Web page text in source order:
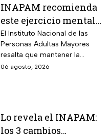
INAPAM recomienda
este ejercicio mental
para adultos mayores
5 veces a la semana
durante 3 meses para
mejorar la atención
El Instituto Nacional de las
Personas Adultas Mayores
resalta que mantener la
disciplina es la clave para
06 agosto, 2026
Lo revela el INAPAM:
los 3 cambios